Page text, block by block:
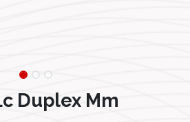
Duplex Mm